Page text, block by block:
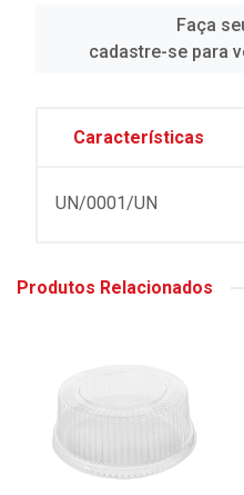
Faça
cadastre-se para
Características
UN/0001/UN
Produtos Relacionados